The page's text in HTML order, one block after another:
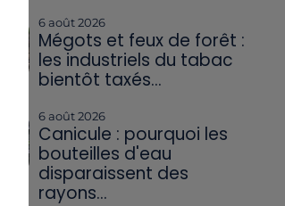
6 août 2026
Mégots et feux de forêt :
les industriels du tabac
bientôt taxés...
6 août 2026
Canicule : pourquoi les
bouteilles d'eau
disparaissent des
rayons...